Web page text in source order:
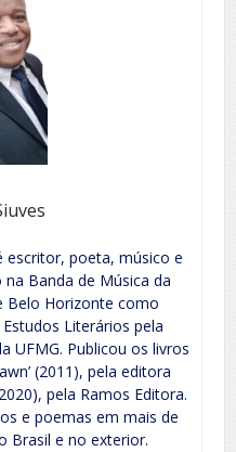
escritor, poeta, músico e
Banda de Música da
Belo Horizonte como
Literários pela
UFMG. Publicou os livros
(2011), pela editora
pela Ramos Editora.
e poemas em mais de
Brasil e no exterior.